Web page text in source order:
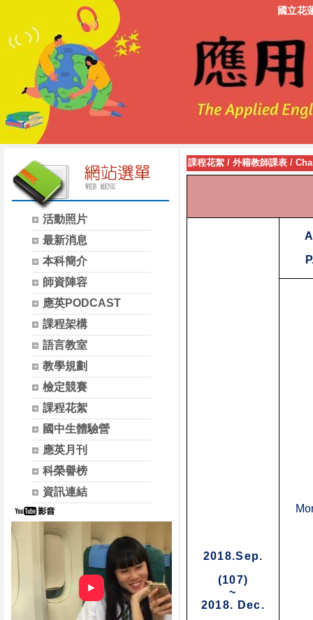
國立花
活動照片
最新消息
本科簡介
師資陣容
應英PODCAST
課程架構
語言教室
教學規劃
檢定競賽
課程花絮
國中生體驗營
應英月刊
科榮譽榜
資訊連結
►
課程花絮 / 外籍教師課表 /
2018.Sep.
(107)
~
2018. Dec.